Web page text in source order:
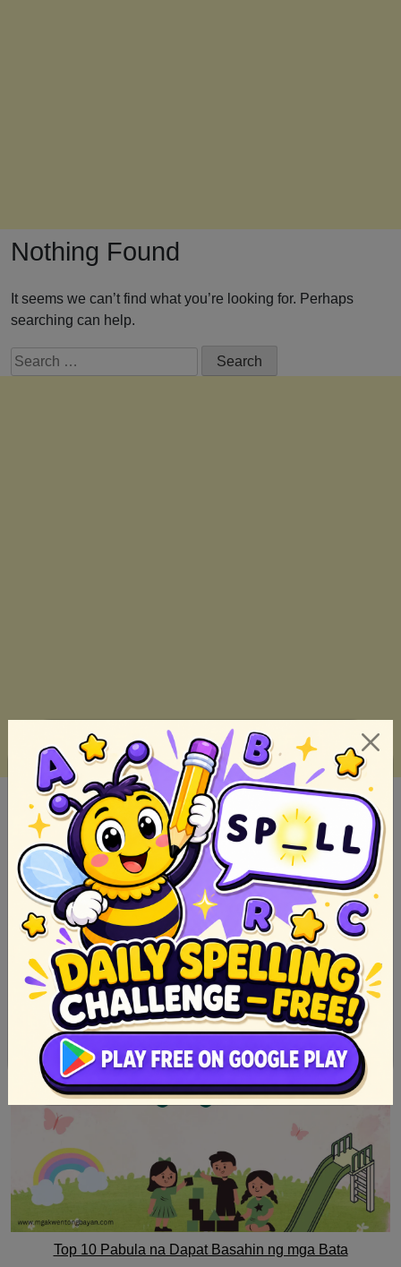
Nothing Found
It seems we can’t find what you’re looking for. Perhaps
searching can help.
Search
for:
Top 10 Sikat na Urban Legends sa Pilipinas
Top 10 Pabula na Dapat Basahin ng mga Bata